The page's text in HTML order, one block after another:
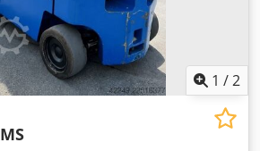
Werklamp
CE-markering
1 /2